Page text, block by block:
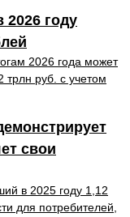
году
2026 года может
трлн руб. с учетом
свои
в 2025 году 1,12
для потребителей,